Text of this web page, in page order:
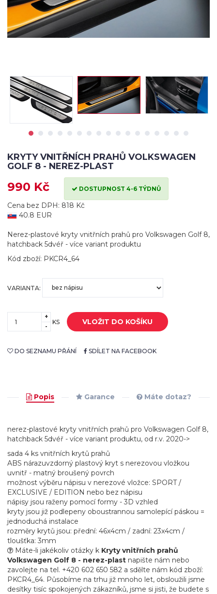
KRYTY VNITŘNÍCH PRAHŮ VOLKSWAGEN
GOLF 8 - NEREZ-PLAST
990 Kč DOSTUPNOST 4-6 TÝDNŮ
Cena bez DPH: 818 Kč
40.8 EUR
Nerez-plastové kryty vnitřních prahů pro Volkswagen Golf 8,
hatchback 5dvéř - více variant produktu
Kód zboží: PKCR4_64
VARIANTA:
+
-
KS VLOŽIT DO KOŠÍKU
DO SEZNAMU PŘÁNÍ SDÍLET NA FACEBOOK
Popis Garance Máte dotaz?
nerez-plastové kryty vnitřních prahů pro Volkswagen Golf 8,
hatchback 5dvéř - více variant produktu, od r.v. 2020->
sada 4 ks vnitřních krytů prahů
ABS nárazuvzdorný plastový kryt s nerezovou vložkou
uvnitř - matný broušený povrch
možnost výběru nápisu v nerezové vložce: SPORT /
EXCLUSIVE / EDITION nebo bez nápisu
nápisy jsou raženy pomocí formy - 3D vzhled
kryty jsou již podlepeny oboustrannou samolepící páskou =
jednoduchá instalace
rozměry krytů jsou: přední: 46x4cm / zadní: 23x4cm /
tloušťka: 3mm
Máte-li jakékoliv otázky k Kryty vnitřních prahů
Volkswagen Golf 8 - nerez-plast napište nám nebo
zavolejte na tel. +420 602 650 582 a sdělte nám kód zboží:
PKCR4_64. Působíme na trhu již mnoho let, obsloužili jsme
desítky tisíc spokojených zákazníků, jsme si jisti, že budete s